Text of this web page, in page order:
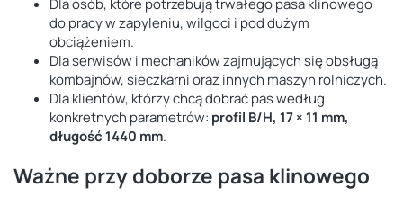
do pracy w zapyleniu, wilgoci i pod dużym
obciążeniem.
Dla serwisów i mechaników zajmujących się obsługą
kombajnów, sieczkarni oraz innych maszyn rolniczych.
Dla klientów, którzy chcą dobrać pas według
konkretnych parametrów: profil B/H, 17 × 11 mm,
długość 1440 mm.
Ważne przy doborze pasa klinowego